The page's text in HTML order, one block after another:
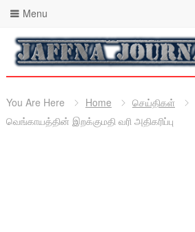
Menu
You Are Here Home செய்திகள்
வெங்காயத்தின் இறக்குமதி வரி அதிகரிப்பு